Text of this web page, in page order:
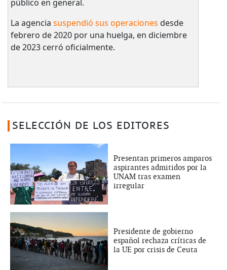
público en general.
La agencia suspendió sus operaciones desde
febrero de 2020 por una huelga, en diciembre
de 2023 cerró oficialmente.
SELECCIÓN DE LOS EDITORES
Presentan primeros amparos
aspirantes admitidos por la
UNAM tras examen
irregular
Presidente de gobierno
español rechaza críticas de
la UE por crisis de Ceuta